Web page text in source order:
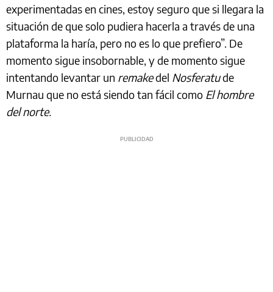
experimentadas en cines, estoy seguro que si llegara la
situación de que solo pudiera hacerla a través de una
plataforma la haría, pero no es lo que prefiero”. De
momento sigue insobornable, y de momento sigue
intentando levantar un remakedel Nosferatude
Murnau que no está siendo tan fácil como El hombre
del norte.